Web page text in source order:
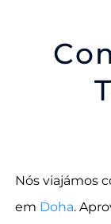
Nós viajámos
em Doha.